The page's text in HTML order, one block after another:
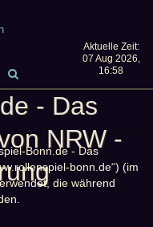
u
c
h
Aktuelle Zeit:
07 Aug 2026,
16:58
- Das
NRW -
Bonn.de - Das
bonn.de“) (im
die während